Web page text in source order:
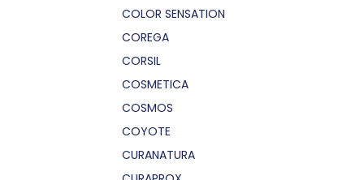
COLOR SENSATION
COREGA
CORSIL
COSMETICA
COSMOS
COYOTE
CURANATURA